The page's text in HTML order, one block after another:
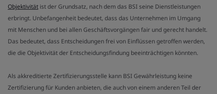
Objektivität ist der Grundsatz, nach dem das BSI seine Dienstleistungen
erbringt. Unbefangenheit bedeutet, dass das Unternehmen im Umgang
mit Menschen und bei allen Geschäftsvorgängen fair und gerecht handelt.
Das bedeutet, dass Entscheidungen frei von Einflüssen getroffen werden,
die die Objektivität der Entscheidungsfindung beeinträchtigen könnten.
Als akkreditierte Zertifizierungsstelle kann BSI Gewährleistung keine
Zertifizierung für Kunden anbieten, die auch von einem anderen Teil der